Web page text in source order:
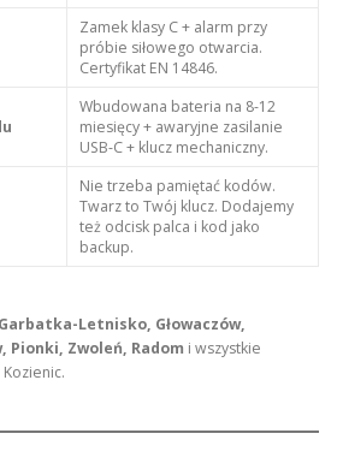
Zamek klasy C + alarm przy
próbie siłowego otwarcia.
Certyfikat EN 14846.
Wbudowana bateria na 8-12
miesięcy + awaryjne zasilanie
USB-C + klucz mechaniczny.
Nie trzeba pamiętać kodów.
Twarz to Twój klucz. Dodajemy
też odcisk palca i kod jako
backup.
Letnisko, Głowaczów,
Pionki, Zwoleń, Radom i wszystkie